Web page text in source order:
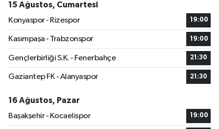
15 Ağustos, Cumartesi
Konyaspor - Rizespor
19:00
Kasımpaşa - Trabzonspor 19:00
Gençlerbirliği S.K. - Fenerbahçe 21:30
Gaziantep FK - Alanyaspor 21:30
16 Ağustos, Pazar
Başakşehir - Kocaelispor
19:00